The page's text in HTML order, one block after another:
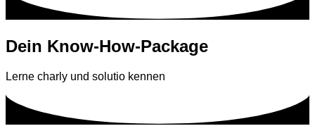
Dein Know-How-Package
Lerne charly und solutio kennen